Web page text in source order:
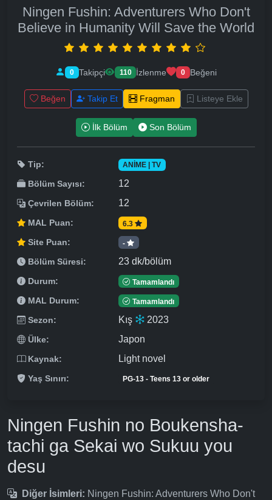
Ningen Fushin: Adventurers Who Don't
Believe in Humanity Will Save the World
0 Takipçi 110 İzlenme 0 Beğeni
Beğen Takip Et Fragman Listeye Ekle
İlk Bölüm Son Bölüm
Tip: ANIME | TV
Bölüm Sayısı: 12
Çevrilen Bölüm: 12
MAL Puan: 6.3
Site Puan: -
Bölüm Süresi: 23 dk/bölüm
Durum: Tamamlandı
MAL Durum: Tamamlandı
Sezon: Kış 2023
Ülke: Japon
Kaynak: Light novel
Yaş Sınırı: PG-13 - Teens 13 or older
Ningen Fushin no Boukensha-
tachi ga Sekai wo Sukuu you
desu
Diğer İsimleri: Ningen Fushin: Adventurers Who Don't